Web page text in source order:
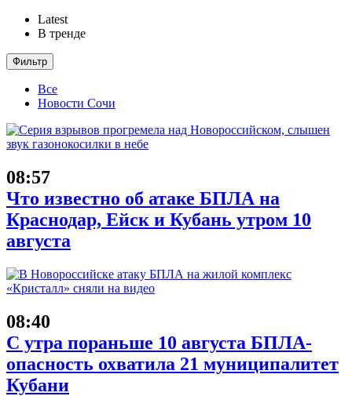
Latest
В тренде
Фильтр
Все
Новости Сочи
08:57
Что известно об атаке БПЛА на
Краснодар, Ейск и Кубань утром 10
августа
08:40
С утра пораньше 10 августа БПЛА-
опасность охватила 21 муниципалитет
Кубани